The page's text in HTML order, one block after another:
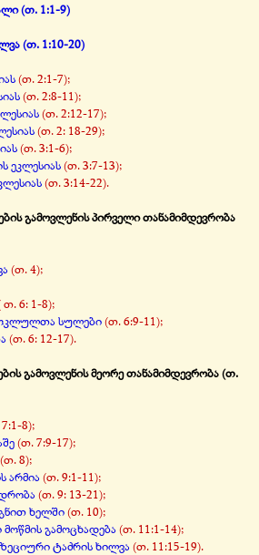
(თ. 1:1-9)
(თ. 1:10-20)
(თ. 2:1-7);
(თ. 2:8-11);
(თ. 2:12-17);
(თ. 2: 18-29);
(თ. 3:1-6);
ეკლესიას(თ. 3:7-13);
(თ. 3:14-22).
გამოვლენის პირველი თანამიმდევრობა
(თ. 4);
თ. 6: 1-8);
სულები(თ. 6:9-11);
(თ. 6: 12-17).
გამოვლენის მეორე თანამიმდევრობა (თ.
8);
(თ. 7:9-17);
(თ. 8);
არმია (თ. 9:1-11);
(თ. 9: 13-21);
ხელში(თ. 10);
გამოცხადება (თ. 11:1-14);
ტაძრის ხილვა (თ. 11:15-19).